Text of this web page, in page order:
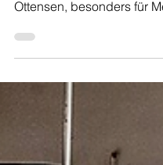
Darf nicht sein:
Cantina!
Seit über 20 Jahren ist La
sozialer und kulinarischer
Ottensen, besonders für
wenig Geld. Mit über 80
u.a. für Wohnungslose ist